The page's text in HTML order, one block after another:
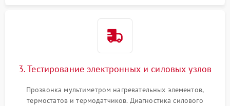
3. Тестирование электронных и силовых узлов
Прозвонка мультиметром нагревательных элементов,
термостатов и термодатчиков. Диагностика силового